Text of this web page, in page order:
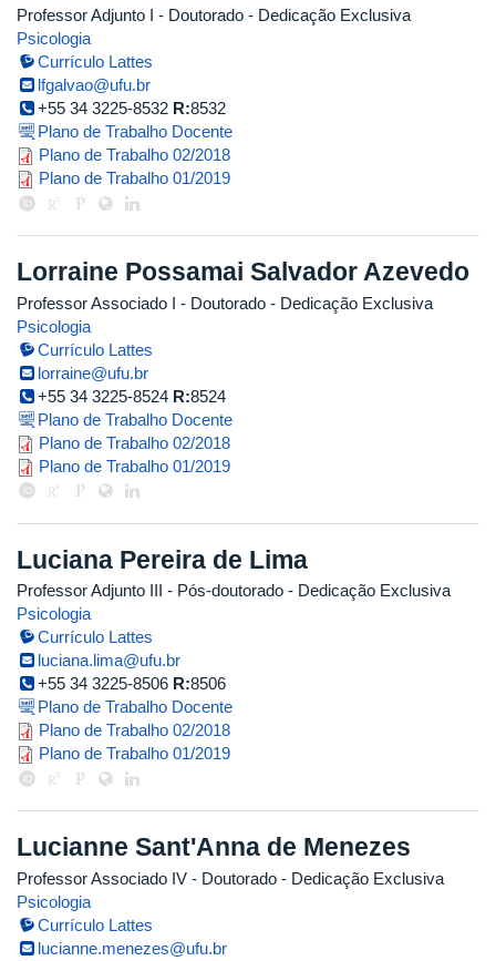
Professor Adjunto I - Doutorado - Dedicação Exclusiva
Psicologia
Currículo Lattes
lfgalvao@ufu.br
+55 34 3225-8532 R:8532
Plano de Trabalho Docente
Plano de Trabalho 02/2018
ligia_galvao.pdf
Plano de Trabalho 01/2019
Lorraine Possamai Salvador Azevedo
Professor Associado I - Doutorado - Dedicação Exclusiva
Psicologia
Currículo Lattes
lorraine@ufu.br
+55 34 3225-8524 R:8524
Plano de Trabalho Docente
Plano de Trabalho 02/2018
Plano de Trabalho 01/2019
Luciana Pereira de Lima
Professor Adjunto III - Pós-doutorado - Dedicação Exclusiva
Psicologia
Currículo Lattes
luciana.lima@ufu.br
+55 34 3225-8506 R:8506
Plano de Trabalho Docente
Plano de Trabalho 02/2018
Plano de Trabalho 01/2019
Lucianne Sant'Anna de Menezes
Professor Associado IV - Doutorado - Dedicação Exclusiva
Psicologia
Currículo Lattes
lucianne.menezes@ufu.br